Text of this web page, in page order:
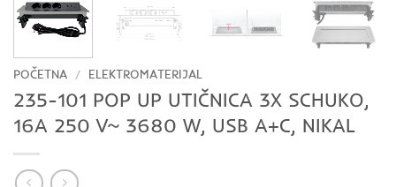
POČETNA / ELEKTROMATERIJAL
235-101 POP UP UTIČNICA 3X SCHUKO,
16A 250 V~ 3680 W, USB A+C, NIKAL